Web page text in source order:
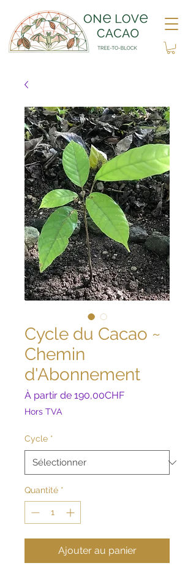
Cycle du Cacao ~
Chemin
d'Abonnement
À partir de 190,00CHFPrix
Hors TVA
Cycle *
Quantité *
Ajouter au panier